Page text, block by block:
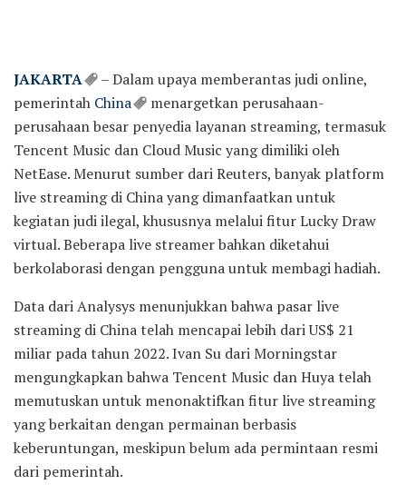
JAKARTA
– Dalam upaya memberantas judi online,
pemerintah China
menargetkan perusahaan-
perusahaan besar penyedia layanan streaming, termasuk
Tencent Music dan Cloud Music yang dimiliki oleh
NetEase. Menurut sumber dari Reuters, banyak platform
live streaming di China yang dimanfaatkan untuk
kegiatan judi ilegal, khususnya melalui fitur Lucky Draw
virtual. Beberapa live streamer bahkan diketahui
berkolaborasi dengan pengguna untuk membagi hadiah.
Data dari Analysys menunjukkan bahwa pasar live
streaming di China telah mencapai lebih dari US$ 21
miliar pada tahun 2022. Ivan Su dari Morningstar
mengungkapkan bahwa Tencent Music dan Huya telah
memutuskan untuk menonaktifkan fitur live streaming
yang berkaitan dengan permainan berbasis
keberuntungan, meskipun belum ada permintaan resmi
dari pemerintah.